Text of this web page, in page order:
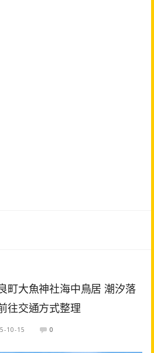
町大魚神社海中鳥居 潮汐落
往交通方式整理
10-15 0